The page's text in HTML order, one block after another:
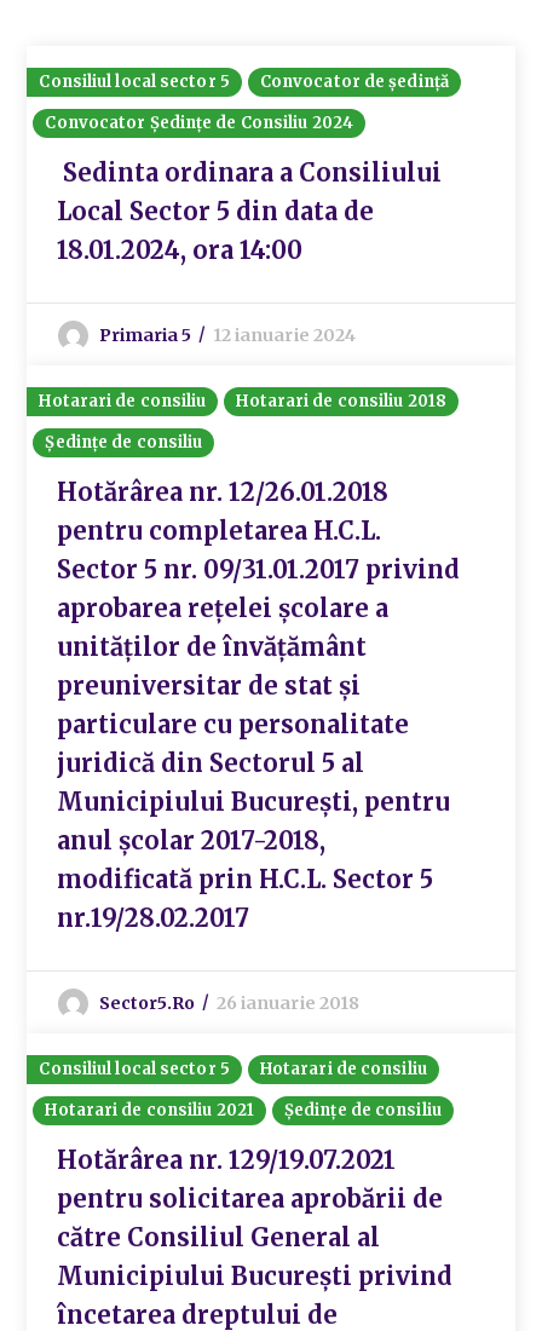
Consiliul local sector 5
Convocator de ședință
Convocator Ședințe de Consiliu 2024
Sedinta ordinara a Consiliului
Local Sector 5 din data de
18.01.2024, ora 14:00
Primaria 5 12 ianuarie 2024
Hotarari de consiliu
Hotarari de consiliu 2018
Ședințe de consiliu
Hotărârea nr. 12/26.01.2018
pentru completarea H.C.L.
Sector 5 nr. 09/31.01.2017 privind
aprobarea rețelei școlare a
unităților de învățământ
preuniversitar de stat și
particulare cu personalitate
juridică din Sectorul 5 al
Municipiului București, pentru
anul școlar 2017-2018,
modificată prin H.C.L. Sector 5
nr.19/28.02.2017
Sector5.ro 26 ianuarie 2018
Consiliul local sector 5
Hotarari de consiliu
Hotarari de consiliu 2021
Ședințe de consiliu
Hotărârea nr. 129/19.07.2021
pentru solicitarea aprobării de
către Consiliul General al
Municipiului București privind
încetarea dreptului de